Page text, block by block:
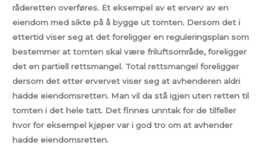
råderetten overføres. Et eksempel av et erverv av en
eiendom med sikte på å bygge ut tomten. Dersom det i
ettertid viser seg at det foreligger en reguleringsplan som
bestemmer at tomten skal være friluftsområde, foreligger
det en partiell rettsmangel. Total rettsmangel foreligger
dersom det etter ervervet viser seg at avhenderen aldri
hadde eiendomsretten. Man vil da stå igjen uten retten til
tomten i det hele tatt. Det finnes unntak for de tilfeller
hvor for eksempel kjøper var i god tro om at avhender
hadde eiendomsretten.